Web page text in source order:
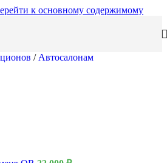
к основному содержимому
/ Автосалонам